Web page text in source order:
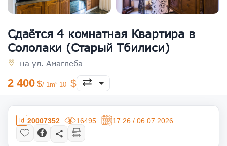
Сдаётся 4 комнатная Квартира в
Сололаки (Старый Тбилиси)
на ул. Амаглеба
2 400 / 1m² 10
20007352 16495 17:26 / 06.07.2026